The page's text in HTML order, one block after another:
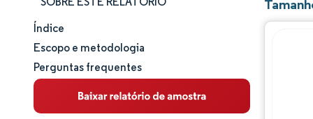
Tamanho e participação de mercado
Análise de mercado
Tendências e insights
Índice
Escopo e metodologia
Perguntas frequentes